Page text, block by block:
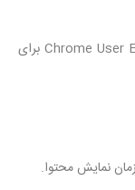
از مجموعه داده‌های Chrome User Experience Report (CrUX) برای
نمایش محتوا.